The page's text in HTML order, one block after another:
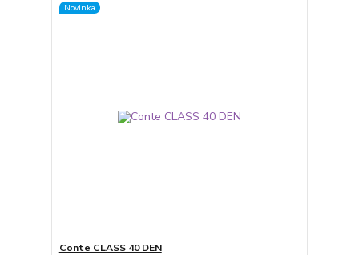
Novinka
Conte CLASS 40 DEN